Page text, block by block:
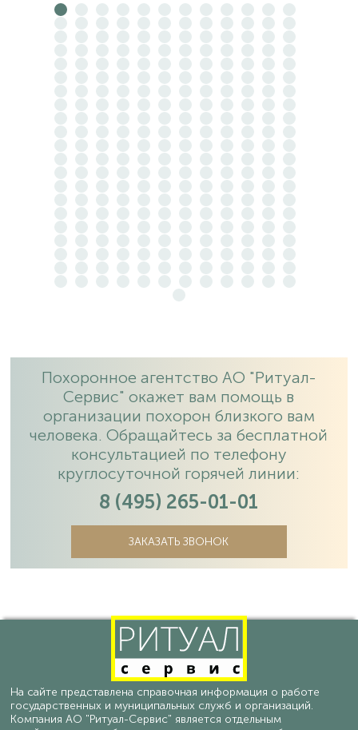
Похоронное агентство АО "Ритуал-
Сервис" окажет вам помощь в
организации похорон близкого вам
человека. Обращайтесь за бесплатной
консультацией по телефону
круглосуточной горячей линии:
8 (495) 265-01-01
ЗАКАЗАТЬ ЗВОНОК
На сайте представлена справочная информация о работе
государственных и муниципальных служб и организаций.
Компания АО "Ритуал-Сервис" является отдельным